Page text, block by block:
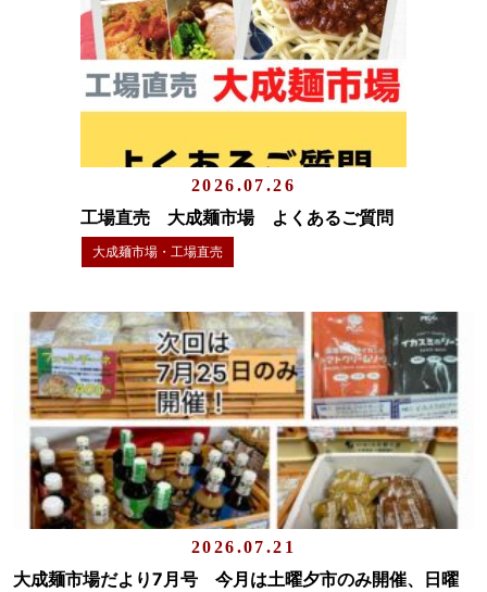
2026.07.26
工場直売 大成麺市場 よくあるご質問
大成麺市場・工場直売
2026.07.21
大成麺市場だより7月号 今月は土曜夕市のみ開催、日曜